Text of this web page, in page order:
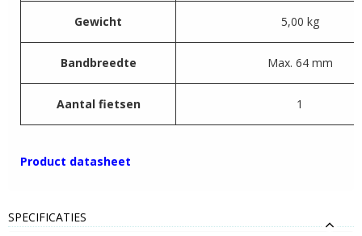
Gewicht 5,00 kg
Bandbreedte Max. 64 mm
Aantal fietsen 1
Product datasheet
SPECIFICATIES